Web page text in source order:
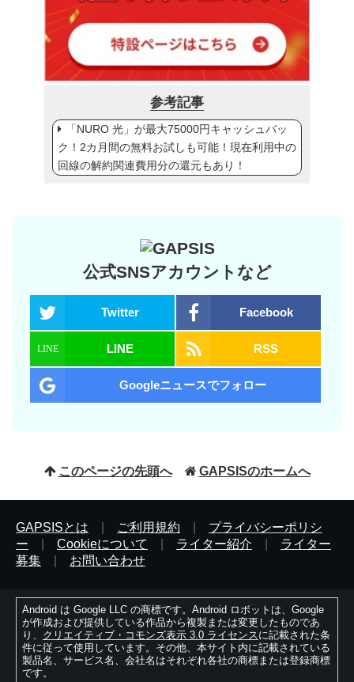
参考記事
「NURO 光」が最大75000円キャッシュバッ
ク！2カ月間の無料お試しも可能！現在利用中の
回線の解約関連費用分の還元もあり！
公式SNSアカウントなど
Twitter Facebook
LINE RSS
Googleニュースでフォロー
このページの先頭へ GAPSISのホームへ
GAPSISとは ご利用規約
プライバシーポリシ
ー
Cookieについて ライター紹介
ライター
募集
お問い合わせ
Android は Google LLC の商標です。Android ロボットは、Google
が作成および提供している作品から複製または変更したものであ
り、 クリエイティブ・コモンズ表示 3.0 ライセンスに記載された条
件に従って使用しています。その他、本サイト内に記載されている
製品名、サービス名、会社名はそれぞれ各社の商標または登録商標
です。